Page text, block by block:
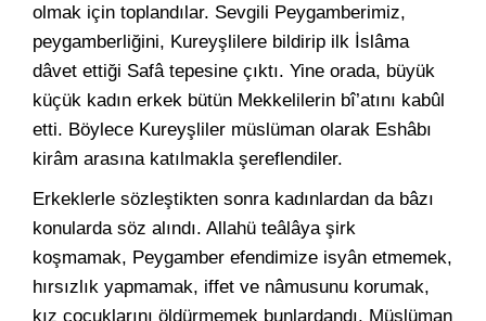
olmak için toplandılar. Sevgili Peygamberimiz,
peygamberliğini, Kureyşlilere bildirip ilk İslâma
dâvet ettiği Safâ tepesine çıktı. Yine orada, büyük
küçük kadın erkek bütün Mekkelilerin bî’atını kabûl
etti. Böylece Kureyşliler müslüman olarak Eshâbı
kirâm arasına katılmakla şereflendiler.
Erkeklerle sözleştikten sonra kadınlardan da bâzı
konularda söz alındı. Allahü teâlâya şirk
koşmamak, Peygamber efendimize isyân etmemek,
hırsızlık yapmamak, iffet ve nâmusunu korumak,
kız çocuklarını öldürmemek bunlardandı. Müslüman